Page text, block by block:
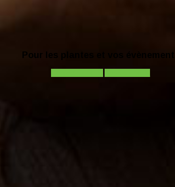
Pour les plantes et vos évènements